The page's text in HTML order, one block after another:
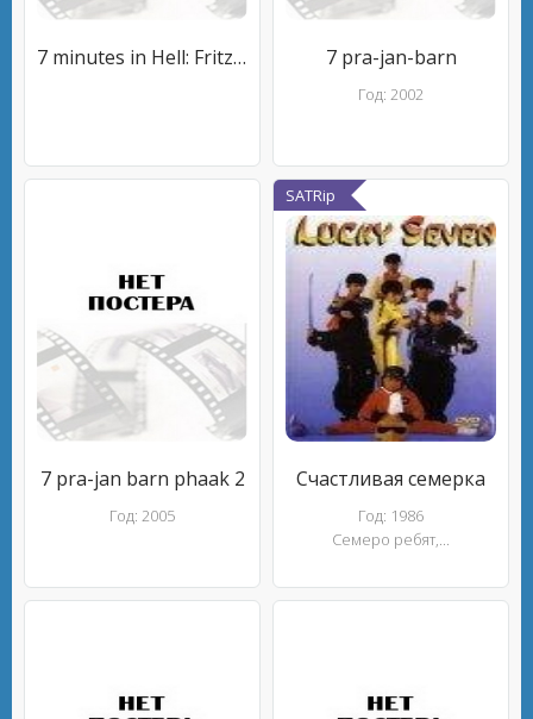
7 minutes in Hell: Fritz Fassbender 7 pra-jan-barn
Год: 2002
7 pra-jan barn phaak 2
Год: 2005
SATRip
Счастливая семерка
Год: 1986
Семеро ребят,...